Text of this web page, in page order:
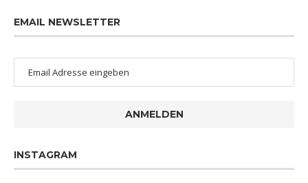
EMAIL NEWSLETTER
ANMELDEN
INSTAGRAM